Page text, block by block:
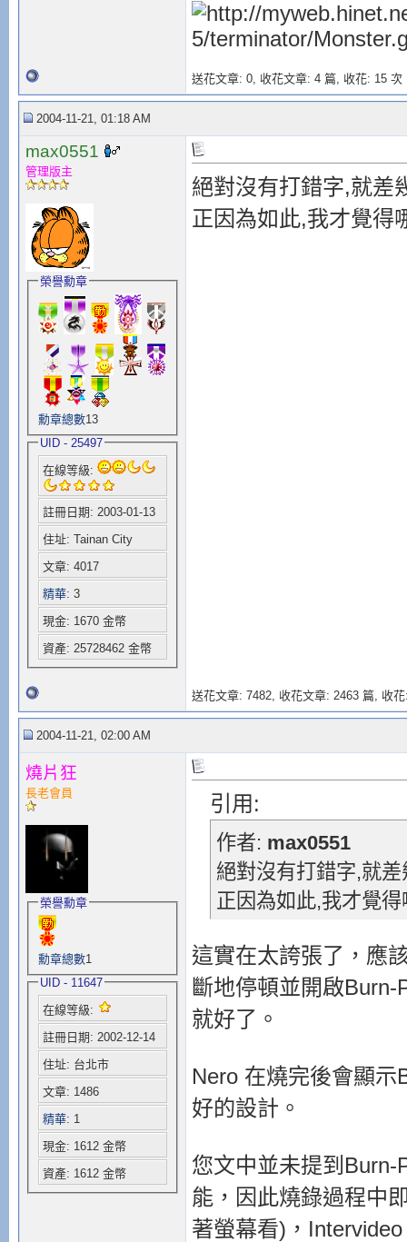
送花文章: 0, 收花文章: 4 篇, 收花: 15 次
2004-11-21, 01:18 AM
max0551
管理版主
榮譽勳章
勳章總數13
UID - 25497
在線等級:
註冊日期: 2003-01-13
住址: Tainan City
文章: 4017
精華: 3
現金: 1670 金幣
資產: 25728462 金幣
絕對沒有打錯字,就差
正因為如此,我才覺
送花文章: 7482, 收花文章: 2463 篇, 收
2004-11-21, 02:00 AM
燒片狂
長老會員
榮譽勳章
勳章總數1
UID - 11647
在線等級:
註冊日期: 2002-12-14
住址: 台北市
文章: 1486
精華: 1
現金: 1612 金幣
資產: 1612 金幣
引用:
作者: max0551
絕對沒有打錯字,就
正因為如此,我才覺
這實在太誇張了，應
斷地停頓並開啟
就好了。
Nero 在燒完後會顯
好的設計。
您文中並未提到Burn-
能，因此燒錄過程中
著螢幕看)，